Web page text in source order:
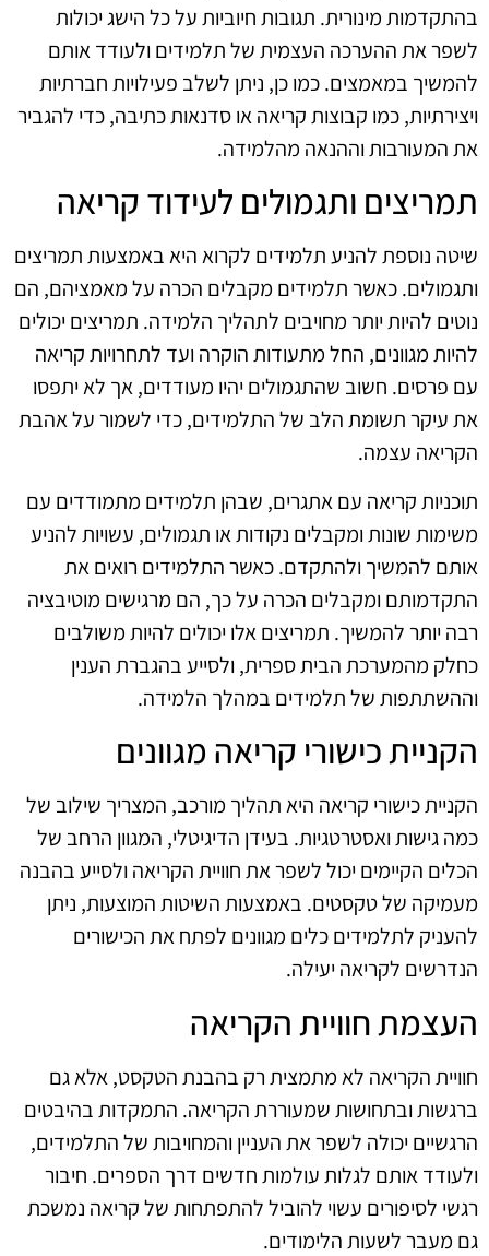
בהתקדמות מינורית. תגובות חיוביות על כל הישג יכולות
לשפר את ההערכה העצמית של תלמידים ולעודד אותם
להמשיך במאמצים. כמו כן, ניתן לשלב פעילויות חברתיות
ויצירתיות, כמו קבוצות קריאה או סדנאות כתיבה, כדי להגביר
את המעורבות וההנאה מהלמידה.
תמריצים ותגמולים לעידוד קריאה
שיטה נוספת להניע תלמידים לקרוא היא באמצעות תמריצים
ותגמולים. כאשר תלמידים מקבלים הכרה על מאמציהם, הם
נוטים להיות יותר מחויבים לתהליך הלמידה. תמריצים יכולים
להיות מגוונים, החל מתעודות הוקרה ועד לתחרויות קריאה
עם פרסים. חשוב שהתגמולים יהיו מעודדים, אך לא יתפסו
את עיקר תשומת הלב של התלמידים, כדי לשמור על אהבת
הקריאה עצמה.
תוכניות קריאה עם אתגרים, שבהן תלמידים מתמודדים עם
משימות שונות ומקבלים נקודות או תגמולים, עשויות להניע
אותם להמשיך ולהתקדם. כאשר התלמידים רואים את
התקדמותם ומקבלים הכרה על כך, הם מרגישים מוטיבציה
רבה יותר להמשיך. תמריצים אלו יכולים להיות משולבים
כחלק מהמערכת הבית ספרית, ולסייע בהגברת הענין
וההשתתפות של תלמידים במהלך הלמידה.
הקניית כישורי קריאה מגוונים
הקניית כישורי קריאה היא תהליך מורכב, המצריך שילוב של
כמה גישות ואסטרטגיות. בעידן הדיגיטלי, המגוון הרחב של
הכלים הקיימים יכול לשפר את חוויית הקריאה ולסייע בהבנה
מעמיקה של טקסטים. באמצעות השיטות המוצעות, ניתן
להעניק לתלמידים כלים מגוונים לפתח את הכישורים
הנדרשים לקריאה יעילה.
העצמת חוויית הקריאה
חוויית הקריאה לא מתמצית רק בהבנת הטקסט, אלא גם
ברגשות ובתחושות שמעוררת הקריאה. התמקדות בהיבטים
הרגשיים יכולה לשפר את העניין והמחויבות של התלמידים,
ולעודד אותם לגלות עולמות חדשים דרך הספרים. חיבור
רגשי לסיפורים עשוי להוביל להתפתחות של קריאה נמשכת
גם מעבר לשעות הלימודים.